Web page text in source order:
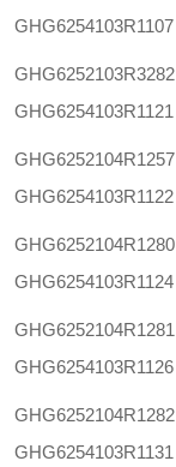
GHG6254103R1107
GHG6252103R3282
GHG6254103R1121
GHG6252104R1257
GHG6254103R1122
GHG6252104R1280
GHG6254103R1124
GHG6252104R1281
GHG6254103R1126
GHG6252104R1282
GHG6254103R1131